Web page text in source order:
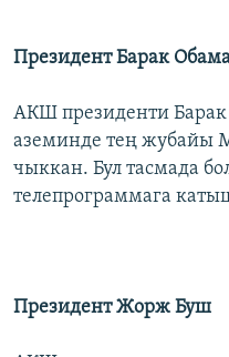
Президент Барак
АКШ президенти Барак
аземинде тең жубайы
чыккан. Бул тасмада
телепрограммага
Президент Жорж Буш